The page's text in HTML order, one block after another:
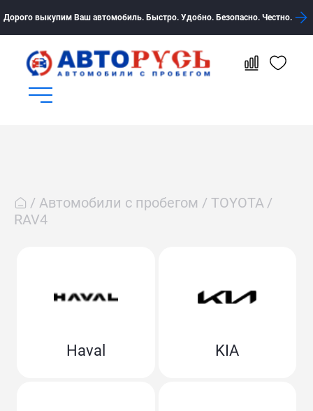
Дорого выкупим Ваш автомобиль. Быстро. Удобно. Безопасно. Честно.
Автомобили с пробегом
TOYOTA
RAV4
Haval KIA